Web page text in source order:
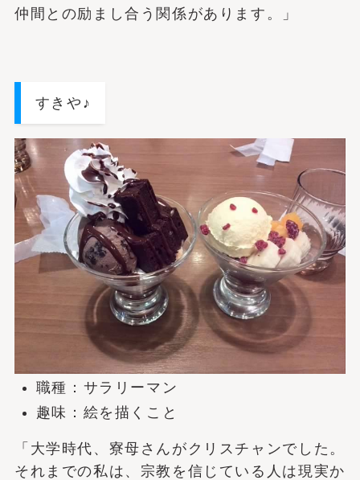
仲間との励まし合う関係があります。」
すきや♪
職種：サラリーマン
趣味：絵を描くこと
「大学時代、寮母さんがクリスチャンでした。
それまでの私は、宗教を信じている人は現実か